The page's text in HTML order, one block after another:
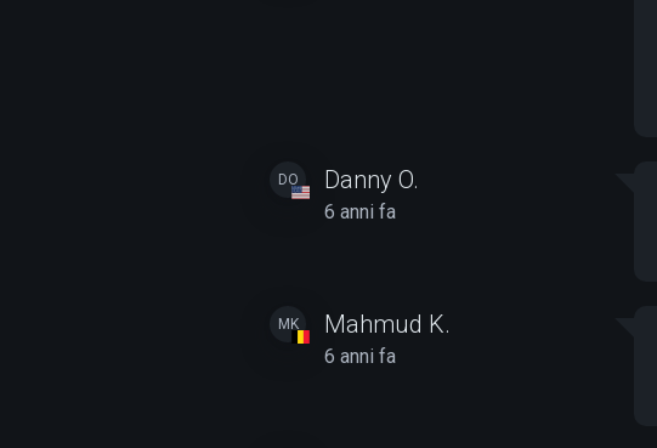
DO Danny O.
6 anni fa
MK Mahmud K.
6 anni fa